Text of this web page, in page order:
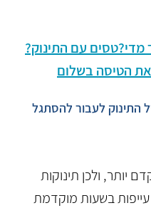
מדי?טסים עם התינוק?
התינוק לעבור להסתגל
יותר, ולכן תינוקות
עייפות בשעות מוקדמת